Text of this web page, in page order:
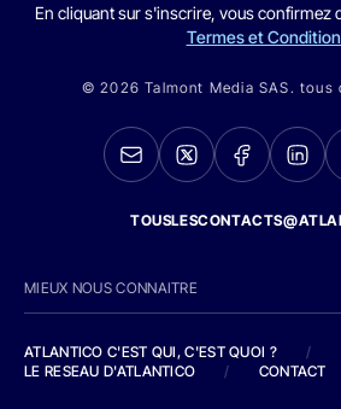
En cliquant sur s'inscrire, vous confirmez
Termes et
© 2026 Talmont Media SAS. tous
MIEUX NOUS CONNAITRE
ATLANTICO C'EST QUI, C'EST QUOI ?
/
LE RESEAU D'ATLANTICO
/ CONTACT